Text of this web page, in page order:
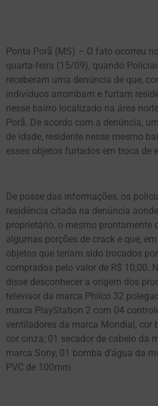
Ponta Porã (MS) – O fato ocorreu
quarta-feira (15/09), quando
receberam uma denúncia de que,
indivíduos arrombam e furtam
nesse bairro localizado na área
Porã. De acordo com a denúncia,
de idade, residente nesse mesmo
esses objetos furtados em troca de
De posse das informações, os
residência citada na denúncia
proprietário, o mesmo prontamente
algumas porções de crack e que,
objetos que teriam sido trocados
comprados pelo valor de R$ 10,00.
disse desconhecer a origem dos
televisor da marca Philco 32
marca PlayStation 2 com 04
ventiladores da marca Mondial, cor
cor cinza; 01 secador de cabelo da
marca Sony, 01 bomba d’água da
PVC de 100mm.